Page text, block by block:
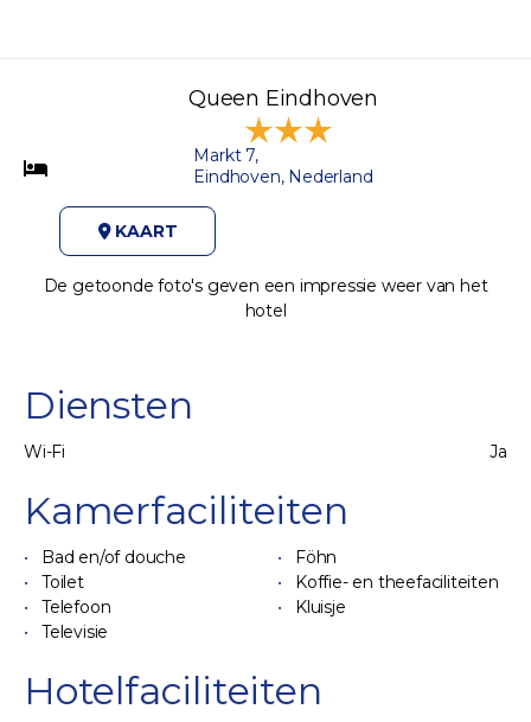
Queen Eindhoven
Markt 7,
Eindhoven, Nederland
KAART
De getoonde foto's geven een impressie weer van het
hotel
Diensten
Wi-Fi Ja
Kamerfaciliteiten
Bad en/of douche
Föhn
Toilet
Koffie- en theefaciliteiten
Telefoon
Kluisje
Televisie
Hotelfaciliteiten